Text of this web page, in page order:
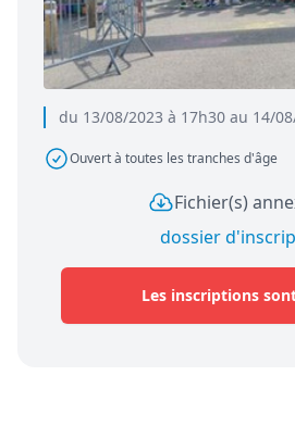
du 13/08/2023 à 17h30 au 14/
Ouvert à toutes les tranches d'âge
Fichier(s)
dossier
Les inscriptions